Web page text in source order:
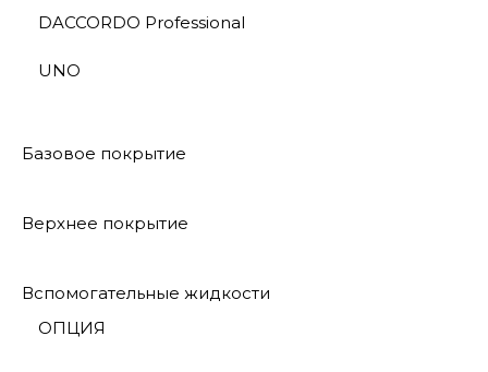
DACCORDO Professional
UNO
Базовое покрытие
Верхнее покрытие
Вспомогательные жидкости
ОПЦИЯ